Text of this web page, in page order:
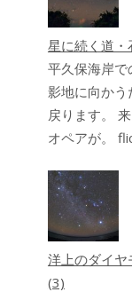
星に続く道
平久保海岸で
影地に向かう
戻ります。
オペアが。
洋上のダイ
(3)